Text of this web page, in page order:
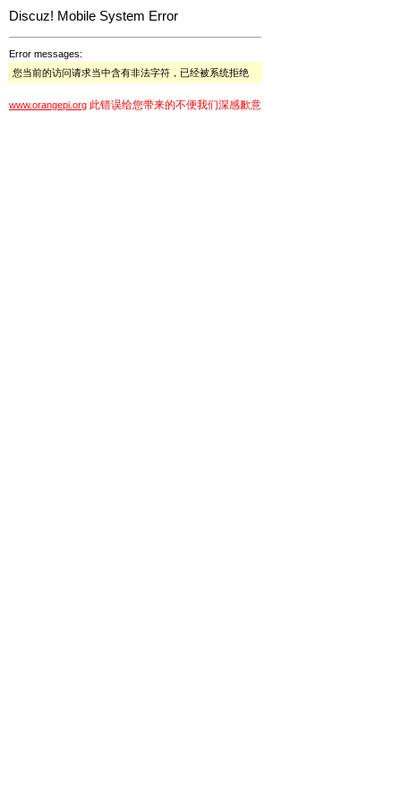
Discuz! Mobile System Error
Error messages:
您当前的访问请求当中含有非法字符，已经被系统拒绝
www.orangepi.org 此错误给您带来的不便我们深感歉意